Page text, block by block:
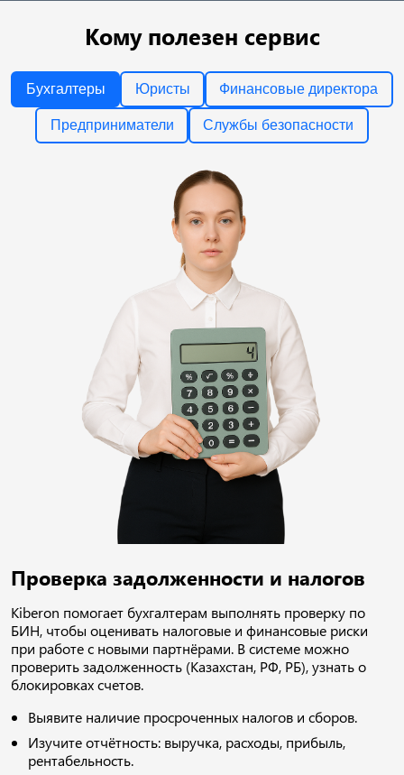
Кому полезен сервис
Бухгалтеры Юристы Финансовые директора
Предприниматели Службы безопасности
Проверка задолженности и налогов
Kiberon помогает бухгалтерам выполнять проверку по
БИН, чтобы оценивать налоговые и финансовые риски
при работе с новыми партнёрами. В системе можно
проверить задолженность (Казахстан, РФ, РБ), узнать о
блокировках счетов.
Выявите наличие просроченных налогов и сборов.
Изучите отчётность: выручка, расходы, прибыль,
рентабельность.